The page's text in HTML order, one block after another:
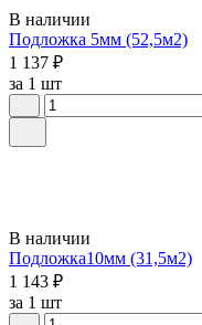
В наличии
Подложка 5мм (52,5м2)
1 137 ₽
за 1 шт
В наличии
Подложка10мм (31,5м2)
1 143 ₽
за 1 шт